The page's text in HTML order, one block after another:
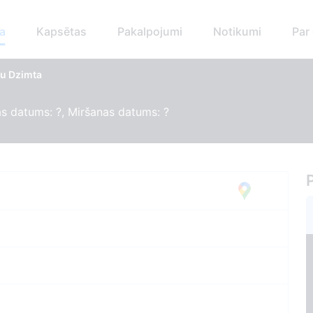
Kapsētas Pakalpojumi Notikumi Par
Dzimta
datums: ?, Miršanas datums: ?